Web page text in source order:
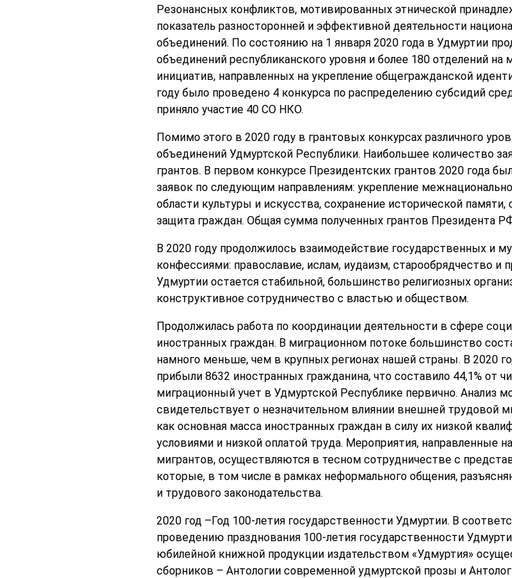
Резонансных конфликтов, мотивированных этнической
показатель разносторонней и эффективной деятельности
объединений. По состоянию на 1 января 2020 года в Удмуртии
объединений республиканского уровня и более 180 отделений
инициатив, направленных на укрепление общегражданской
году было проведено 4 конкурса по распределению субсидий
приняло участие 40 СО НКО.
Помимо этого в 2020 году в грантовых конкурсах различного
объединений Удмуртской Республики. Наибольшее количество
грантов. В первом конкурсе Президентских грантов 2020 года
заявок по следующим направлениям: укрепление
области культуры и искусства, сохранение исторической
защита граждан. Общая сумма полученных грантов Президента
В 2020 году продолжилось взаимодействие государственных и
конфессиями: православие, ислам, иудаизм, старообрядчество и
Удмуртии остается стабильной, большинство религиозных
конструктивное сотрудничество с властью и обществом.
Продолжилась работа по координации деятельности в сфере
иностранных граждан. В миграционном потоке большинство
намного меньше, чем в крупных регионах нашей страны. В 2020
прибыли 8632 иностранных гражданина, что составило 44,1% от
миграционный учет в Удмуртской Республике первично. Анализ
свидетельствует о незначительном влиянии внешней трудовой
как основная масса иностранных граждан в силу их низкой
условиями и низкой оплатой труда. Мероприятия, направленные
мигрантов, осуществляются в тесном сотрудничестве с
которые, в том числе в рамках неформального общения,
и трудового законодательства.
2020 год –Год 100-летия государственности Удмуртии. В
проведению празднования 100-летия государственности
юбилейной книжной продукции издательством «Удмуртия»
сборников – Антологии современной удмуртской прозы и